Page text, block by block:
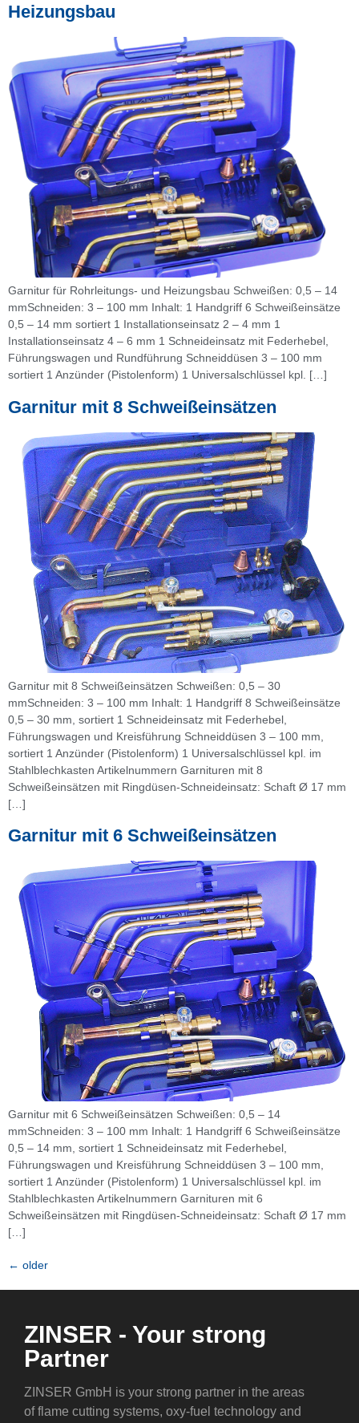
Heizungsbau
Garnitur für Rohrleitungs- und Heizungsbau Schweißen: 0,5 – 14
mmSchneiden: 3 – 100 mm Inhalt: 1 Handgriff 6 Schweißeinsätze
0,5 – 14 mm sortiert 1 Installationseinsatz 2 – 4 mm 1
Installationseinsatz 4 – 6 mm 1 Schneideinsatz mit Federhebel,
Führungswagen und Rundführung Schneiddüsen 3 – 100 mm
sortiert 1 Anzünder (Pistolenform) 1 Universalschlüssel kpl. […]
Garnitur mit 8 Schweißeinsätzen
Garnitur mit 8 Schweißeinsätzen Schweißen: 0,5 – 30
mmSchneiden: 3 – 100 mm Inhalt: 1 Handgriff 8 Schweißeinsätze
0,5 – 30 mm, sortiert 1 Schneideinsatz mit Federhebel,
Führungswagen und Kreisführung Schneiddüsen 3 – 100 mm,
sortiert 1 Anzünder (Pistolenform) 1 Universalschlüssel kpl. im
Stahlblechkasten Artikelnummern Garnituren mit 8
Schweißeinsätzen mit Ringdüsen-Schneideinsatz: Schaft Ø 17 mm
[…]
Garnitur mit 6 Schweißeinsätzen
Garnitur mit 6 Schweißeinsätzen Schweißen: 0,5 – 14
mmSchneiden: 3 – 100 mm Inhalt: 1 Handgriff 6 Schweißeinsätze
0,5 – 14 mm, sortiert 1 Schneideinsatz mit Federhebel,
Führungswagen und Kreisführung Schneiddüsen 3 – 100 mm,
sortiert 1 Anzünder (Pistolenform) 1 Universalschlüssel kpl. im
Stahlblechkasten Artikelnummern Garnituren mit 6
Schweißeinsätzen mit Ringdüsen-Schneideinsatz: Schaft Ø 17 mm
[…]
← older
ZINSER - Your strong
Partner
ZINSER GmbH is your strong partner in the areas
of flame cutting systems, oxy-fuel technology and